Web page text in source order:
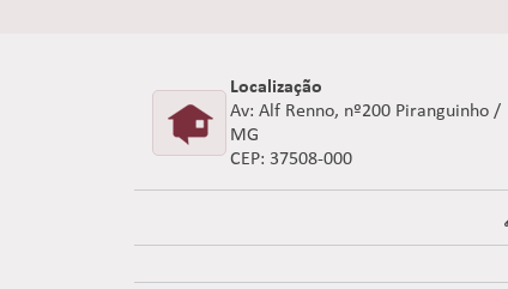
Localização
Av: Alf Renno, nº200 Piranguinho /
MG
CEP: 37508-000